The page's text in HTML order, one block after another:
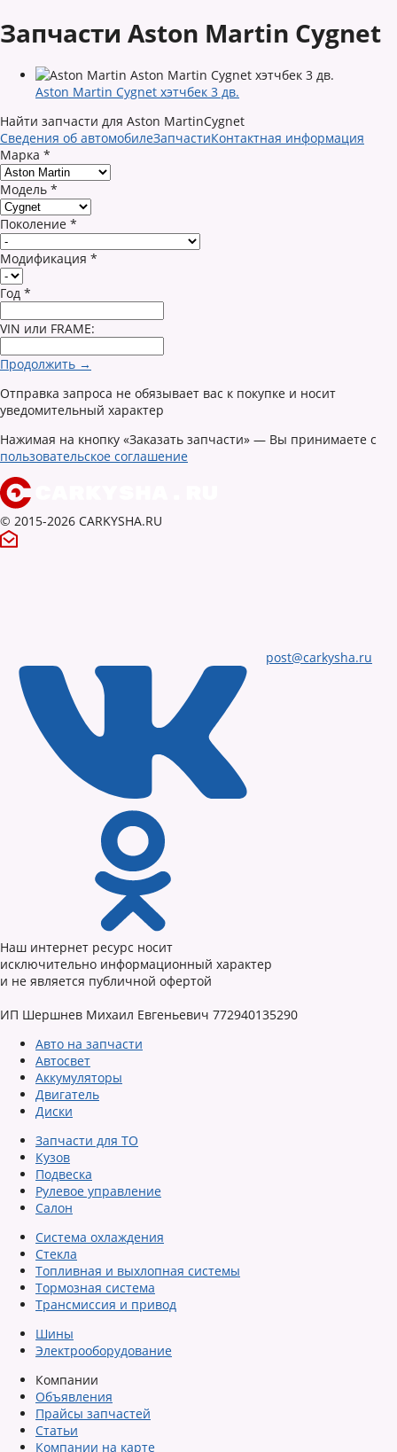
Запчасти Aston Martin Cygnet
Aston Martin Cygnet хэтчбек 3 дв.
Найти запчасти для Aston MartinCygnet
Сведения об автомобилеЗапчастиКонтактная информация
Марка *
Модель *
Поколение *
Модификация *
Год *
VIN или FRAME:
Продолжить →
Отправка запроса не обязывает вас к покупке и носит
уведомительный характер
Нажимая на кнопку «Заказать запчасти» — Вы принимаете с
пользовательское соглашение
© 2015-2026 CARKYSHA.RU
post@carkysha.ru
Наш интернет ресурс носит
исключительно информационный характер
и не является публичной офертой
ИП Шершнев Михаил Евгеньевич 772940135290
Авто на запчасти
Автосвет
Аккумуляторы
Двигатель
Диски
Запчасти для ТО
Кузов
Подвеска
Рулевое управление
Салон
Система охлаждения
Стекла
Топливная и выхлопная системы
Тормозная система
Трансмиссия и привод
Шины
Электрооборудование
Компании
Объявления
Прайсы запчастей
Статьи
Компании на карте